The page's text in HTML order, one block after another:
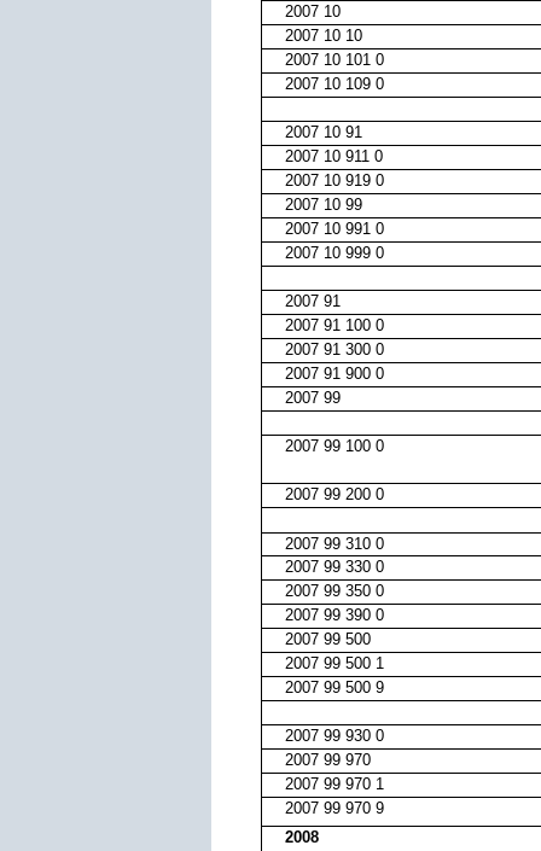
2007 10
2007 10 10
2007 10 101 0
2007 10 109 0
2007 10 91
2007 10 911 0
2007 10 919 0
2007 10 99
2007 10 991 0
2007 10 999 0
2007 91
2007 91 100 0
2007 91 300 0
2007 91 900 0
2007 99
2007 99 100 0
2007 99 200 0
2007 99 310 0
2007 99 330 0
2007 99 350 0
2007 99 390 0
2007 99 500
2007 99 500 1
2007 99 500 9
2007 99 930 0
2007 99 970
2007 99 970 1
2007 99 970 9
2008